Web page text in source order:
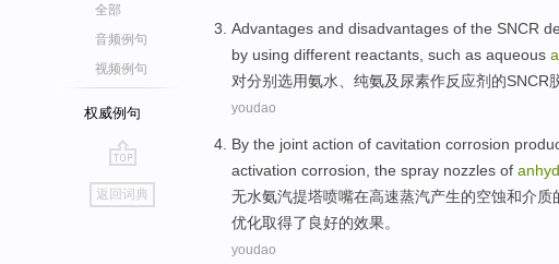
全部
音频例句
视频例句
权威例句
go
top
返回词典
Advantages and disadvantages of the SNCR
by using different reactants , such as aqueous
对分别选用氨水 纯氨及 尿素作反应剂的SNCR
youdao
By the joint action of cavitation corrosion
activation corrosion, the spray nozzles of
无水氨汽提塔喷嘴在高速蒸汽产生的空蚀和介质
优化取得了 良好的效果。
youdao